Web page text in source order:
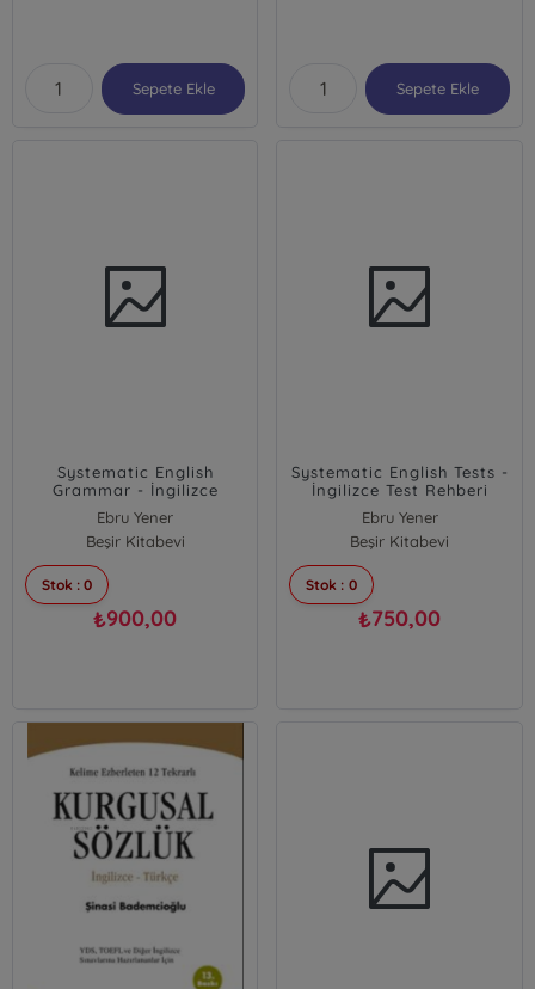
Sepete Ekle Sepete Ekle
Systematic English
Grammar - İngilizce
Dilbilgisi (CD'li)
Ebru Yener
Beşir Kitabevi
Stok : 0
₺900,00
Systematic English Tests -
İngilizce Test Rehberi
Ebru Yener
Beşir Kitabevi
Stok : 0
₺750,00